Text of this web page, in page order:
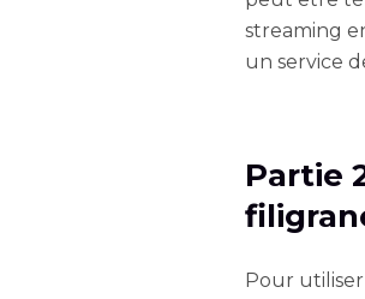
streaming
un service
Partie
Pour